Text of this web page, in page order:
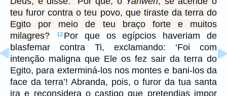
teu furor contra o teu povo, que tiraste da terra do
Egito por meio de teu braço forte e muitos
milagres?
12 Por que os egípcios haveriam de
blasfemar contra Ti, exclamando: ‘Foi com
intenção maligna que Ele os fez sair da terra do
Egito, para exterminá-los nos montes e bani-los da
face da terra’! Abranda, pois, o furor da tua santa
ira e reconsidera o castigo que pretendias impor